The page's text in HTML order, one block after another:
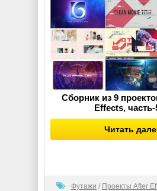
Сборник из 9
Effects, часть-
Читать
Футажи / Проекты After